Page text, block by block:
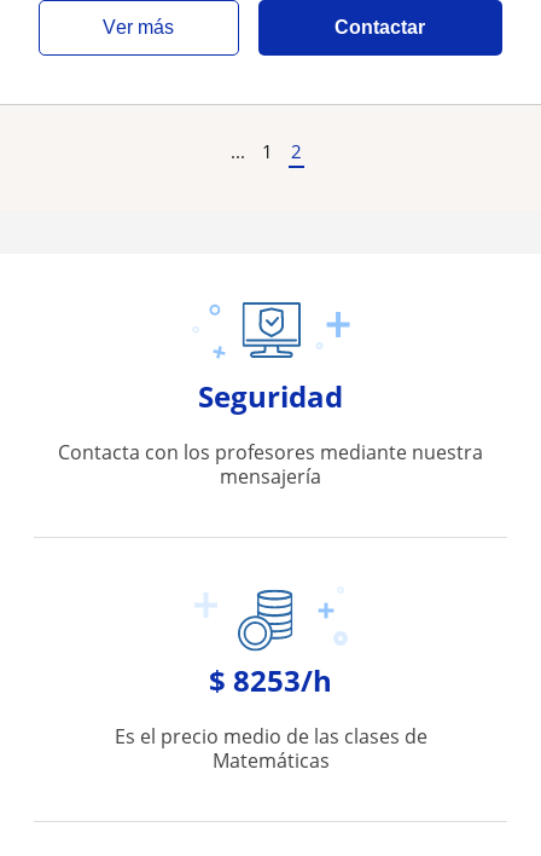
ver más Contactar
... 1 2
Seguridad
Contacta con los profesores mediante nuestra
mensajería
$ 8253/h
Es el precio medio de las clases de
Matemáticas